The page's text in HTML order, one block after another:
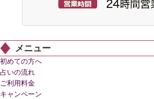
メニュー
初めての方へ
占いの流れ
ご利用料金
キャンペーン